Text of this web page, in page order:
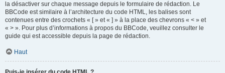
la désactiver sur chaque message depuis le formulaire de rédaction. Le
BBCode est similaire à l’architecture du code HTML, les balises sont
contenues entre des crochets « [ » et « ] » à la place des chevrons « < » et
« > ». Pour plus d’informations à propos du BBCode, veuillez consulter le
guide qui est accessible depuis la page de rédaction.
Haut